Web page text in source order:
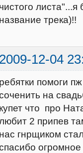
чистого
название трека)!!
2009-12-04
ребятки помоги
на
купет что про
2 припев
нас гнрщиком
огромное